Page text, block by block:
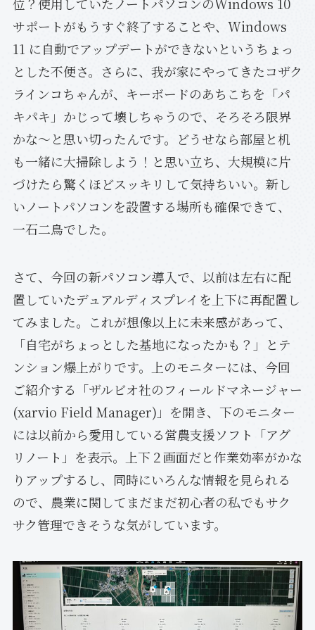
位？使用していたノートパソコンのWindows 10
サポートがもうすぐ終了することや、Windows
11 に自動でアップデートができないというちょっ
とした不便さ。さらに、我が家にやってきたコザク
ラインコちゃんが、キーボードのあちこちを「パ
キパキ」かじって壊しちゃうので、そろそろ限界
かな～と思い切ったんです。どうせなら部屋と机
も一緒に大掃除しよう！と思い立ち、大規模に片
づけたら驚くほどスッキリして気持ちいい。新し
いノートパソコンを設置する場所も確保できて、
一石二鳥でした。
さて、今回の新パソコン導入で、以前は左右に配
置していたデュアルディスプレイを上下に再配置し
てみました。これが想像以上に未来感があって、
「自宅がちょっとした基地になったかも？」とテ
ンション爆上がりです。上のモニターには、今回
ご紹介する「ザルビオ社のフィールドマネージャー
(xarvio Field Manager)」を開き、下のモニター
には以前から愛用している営農支援ソフト「アグ
リノート」を表示。上下２画面だと作業効率がかな
りアップするし、同時にいろんな情報を見られる
ので、農業に関してまだまだ初心者の私でもサク
サク管理できそうな気がしています。